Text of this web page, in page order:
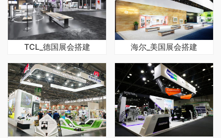
TCL_德国展会搭建 海尔_美国展会搭建